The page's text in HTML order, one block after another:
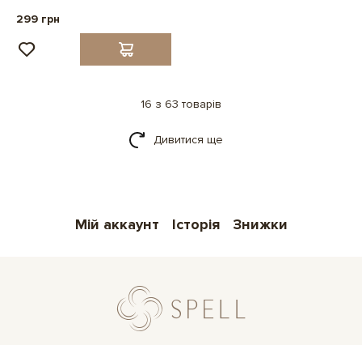
299 грн
16 з 63 товарів
Дивитися ще
Мій аккаунт Історія Знижки